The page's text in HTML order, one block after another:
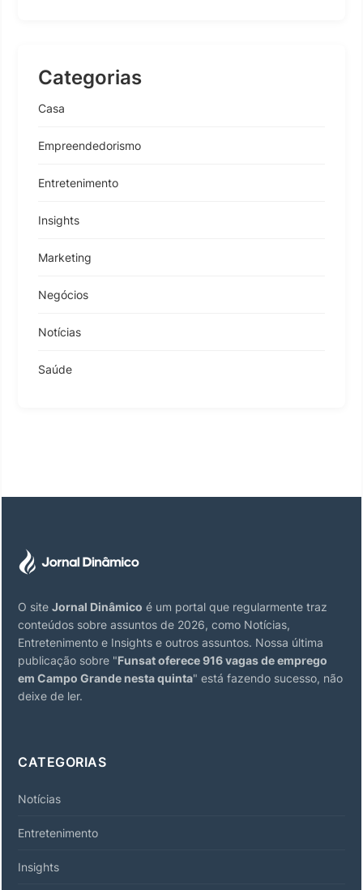
Categorias
Casa
Empreendedorismo
Entretenimento
Insights
Marketing
Negócios
Notícias
Saúde
O site Jornal Dinâmico é um portal que regularmente traz
conteúdos sobre assuntos de 2026, como Notícias,
Entretenimento e Insights e outros assuntos. Nossa última
publicação sobre "Funsat oferece 916 vagas de emprego
em Campo Grande nesta quinta" está fazendo sucesso, não
deixe de ler.
CATEGORIAS
Notícias
Entretenimento
Insights